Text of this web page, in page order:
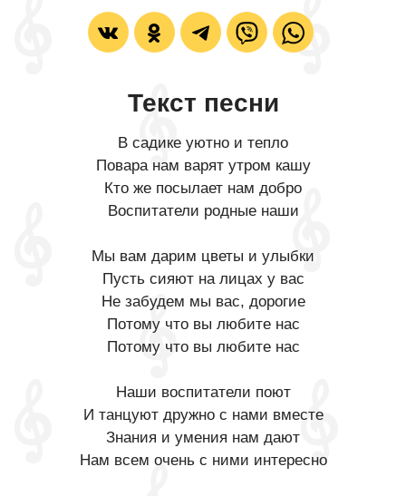
Текст песни
В садике уютно и тепло
Повара нам варят утром кашу
Кто же посылает нам добро
Воспитатели родные наши
Мы вам дарим цветы и улыбки
Пусть сияют на лицах у вас
Не забудем мы вас, дорогие
Потому что вы любите нас
Потому что вы любите нас
Наши воспитатели поют
И танцуют дружно с нами вместе
Знания и умения нам дают
Нам всем очень с ними интересно